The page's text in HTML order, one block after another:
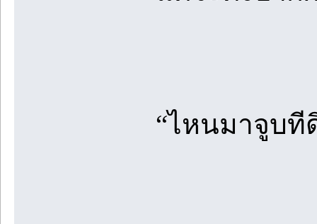
“ไหนมาจูบที